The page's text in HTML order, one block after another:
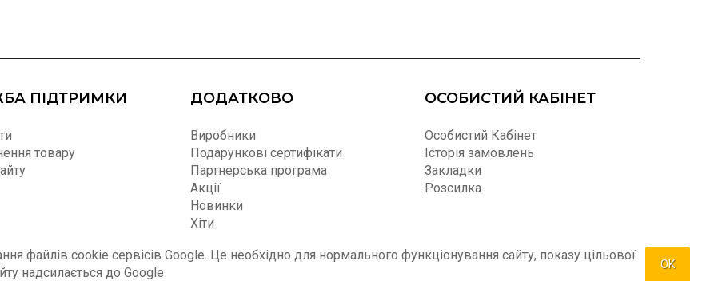
ПІДТРИМКИ
товару
ДОДАТКОВО
Виробники
Подарункові сертифікати
Партнерська програма
Акції
Новинки
Хіти
ОСОБИСТИЙ КАБІНЕТ
Особистий Кабінет
Історія замовлень
Закладки
Розсилка
файлів cookie сервісів Google. Це необхідно для нормального функціонування сайту, показу цільової
надсилається до Google
OK